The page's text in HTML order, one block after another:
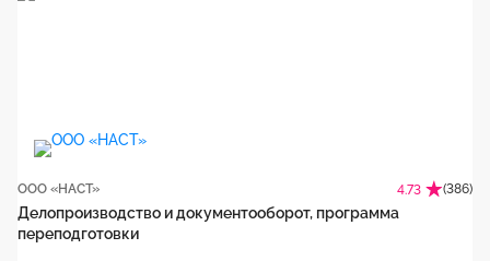
ООО «НАСТ» 4.73 (386)
Делопроизводство и документооборот, программа
переподготовки